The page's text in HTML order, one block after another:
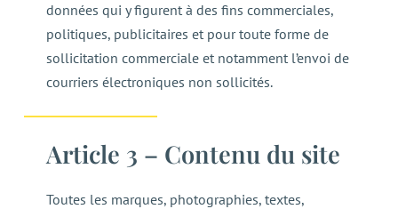
données qui y figurent à des fins commerciales,
politiques, publicitaires et pour toute forme de
sollicitation commerciale et notamment l’envoi de
courriers électroniques non sollicités.
Article 3 – Contenu du site
Toutes les marques, photographies, textes,